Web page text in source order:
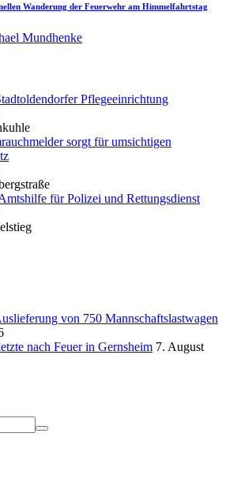
Wanderung der Feuerwehr am Himmelfahrtstag
Mundhenke
Pflegeeinrichtung
sorgt für umsichtigen
für Polizei und Rettungsdienst
von 750 Mannschaftslastwagen
nach Feuer in Gernsheim 7. August